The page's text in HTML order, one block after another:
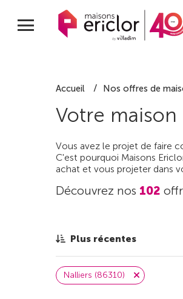
Accueil Nos offres de
Votre
Vous avez le projet de faire
C'est pourquoi Maisons
achat et vous projeter dans
Découvrez nos 102
Plus récentes
Nalliers (86310)